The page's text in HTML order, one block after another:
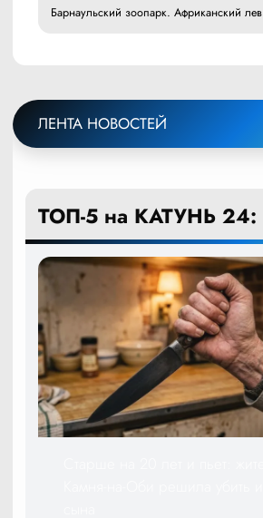
Барнаульский зоопарк. Африканский лев
ЛЕНТА НОВОСТЕЙ
ТОП-5 на КАТУНЬ 24: